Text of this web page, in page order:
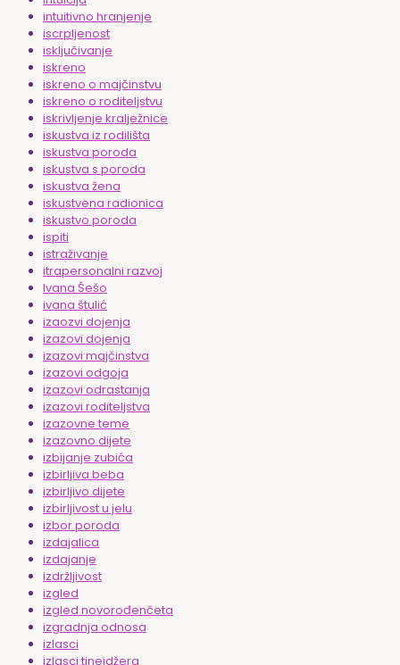
intuitivno hranjenje
iscrpljenost
isključivanje
iskreno
iskreno o majčinstvu
iskreno o roditeljstvu
iskrivljenje kralježnice
iskustva iz rodilišta
iskustva poroda
iskustva s poroda
iskustva žena
iskustvena radionica
iskustvo poroda
ispiti
istraživanje
itrapersonalni razvoj
Ivana Šešo
ivana štulić
izaozvi dojenja
izazovi dojenja
izazovi majčinstva
izazovi odgoja
izazovi odrastanja
izazovi roditeljstva
izazovne teme
izazovno dijete
izbijanje zubića
izbirljiva beba
izbirljivo dijete
izbirljivost u jelu
izbor poroda
izdajalica
izdajanje
izdržljivost
izgled
izgled novorođenčeta
izgradnja odnosa
izlasci
izlasci tinejdžera